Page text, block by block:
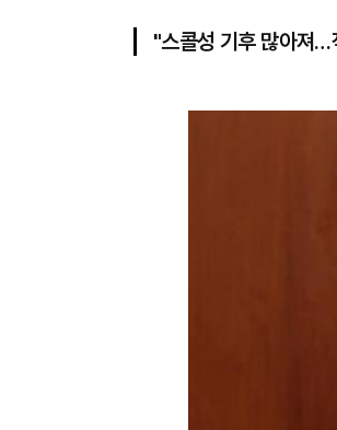
"스콜성 기후 많아져…